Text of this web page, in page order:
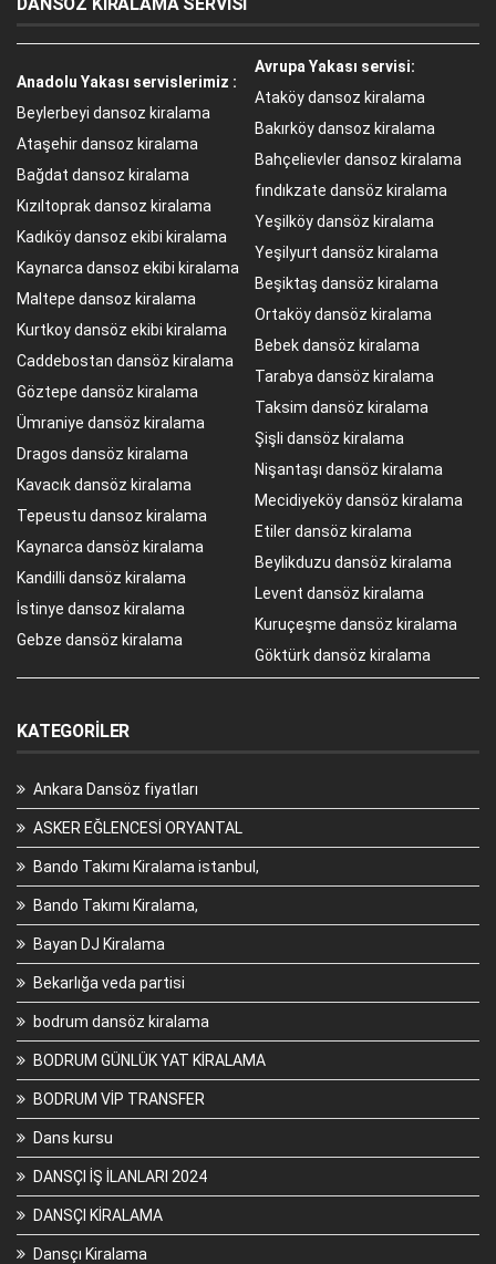
Anadolu Yakası servislerimiz :
Beylerbeyi dansoz kiralama
Ataşehir dansoz kiralama
Bağdat dansoz kiralama
Kızıltoprak dansoz kiralama
Kadıköy dansoz ekibi kiralama
Kaynarca dansoz ekibi kiralama
Maltepe dansoz kiralama
Kurtkoy dansöz ekibi kiralama
Caddebostan dansöz kiralama
Göztepe dansöz kiralama
Ümraniye dansöz kiralama
Dragos dansöz kiralama
Kavacık dansöz kiralama
Tepeustu dansoz kiralama
Kaynarca dansöz kiralama
Kandilli dansöz kiralama
İstinye dansoz kiralama
Gebze dansöz kiralama
Avrupa Yakası servisi:
Ataköy dansoz kiralama
Bakırköy dansoz kiralama
Bahçelievler dansoz kiralama
fındıkzate dansöz kiralama
Yeşilköy dansöz kiralama
Yeşilyurt dansöz kiralama
Beşiktaş dansöz kiralama
Ortaköy dansöz kiralama
Bebek dansöz kiralama
Tarabya dansöz kiralama
Taksim dansöz kiralama
Şişli dansöz kiralama
Nişantaşı dansöz kiralama
Mecidiyeköy dansöz kiralama
Etiler dansöz kiralama
Beylikduzu dansöz kiralama
Levent dansöz kiralama
Kuruçeşme dansöz kiralama
Göktürk dansöz kiralama
KATEGORILER
Ankara Dansöz fiyatları
ASKER EĞLENCESİ ORYANTAL
Bando Takımı Kiralama istanbul,
Bando Takımı Kiralama,
Bayan DJ Kiralama
Bekarlığa veda partisi
bodrum dansöz kiralama
BODRUM GÜNLÜK YAT KİRALAMA
BODRUM VİP TRANSFER
Dans kursu
DANSÇI İŞ İLANLARI 2024
DANSÇI KİRALAMA
Dansçı Kiralama